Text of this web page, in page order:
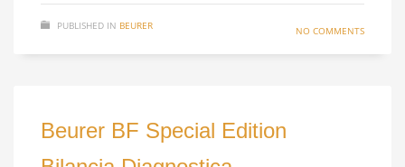
PUBLISHED IN BEURER NO COMMENTS
Beurer BF Special Edition